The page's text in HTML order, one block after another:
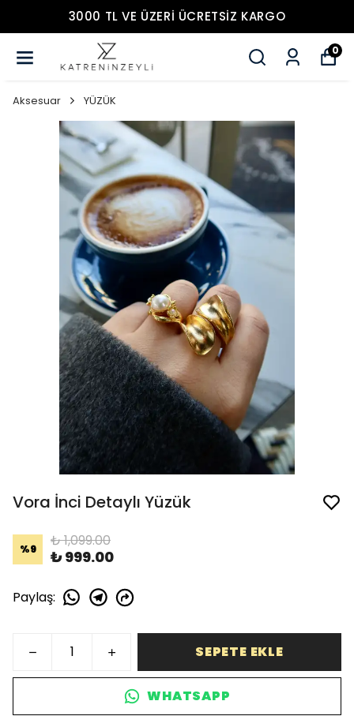
3000 TL VE ÜZERİ ÜCRETSİZ KARGO
0
Aksesuar YÜZÜK
Vora İnci Detaylı Yüzük
%9 ₺ 1,099.00
₺ 999.00
Paylaş:
SEPETE EKLE
WHATSAPP